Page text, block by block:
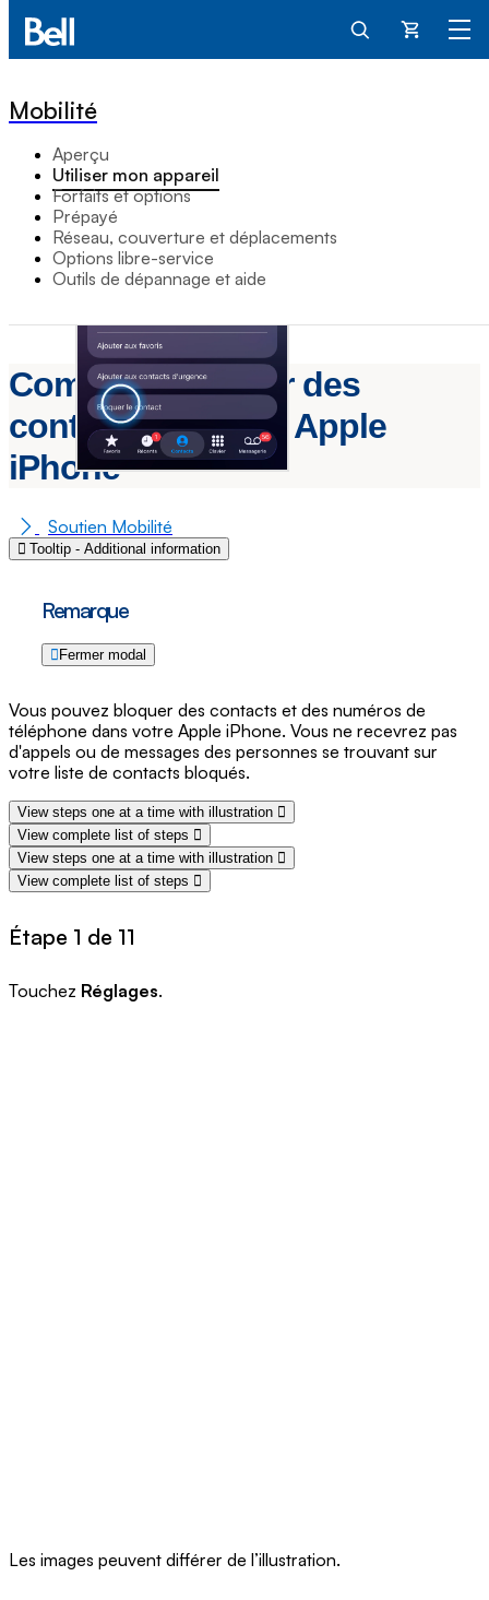
Panier
Mobilité
Aperçu
Utiliser mon appareil
Forfaits et options
Prépayé
Réseau, couverture et déplacements
Options libre-service
Outils de dépannage et aide
Comment bloquer des
contacts sur mon Apple
iPhone
Soutien Mobilité
Tooltip - Additional information
Remarque
Fermer modal
Vous pouvez bloquer des contacts et des numéros de
téléphone dans votre Apple iPhone. Vous ne recevrez pas
d'appels ou de messages des personnes se trouvant sur
votre liste de contacts bloqués.
View steps one at a time with illustration
View complete list of steps
View steps one at a time with illustration
View complete list of steps
Étape 1 de 11
Touchez Réglages.
Les images peuvent différer de l’illustration.